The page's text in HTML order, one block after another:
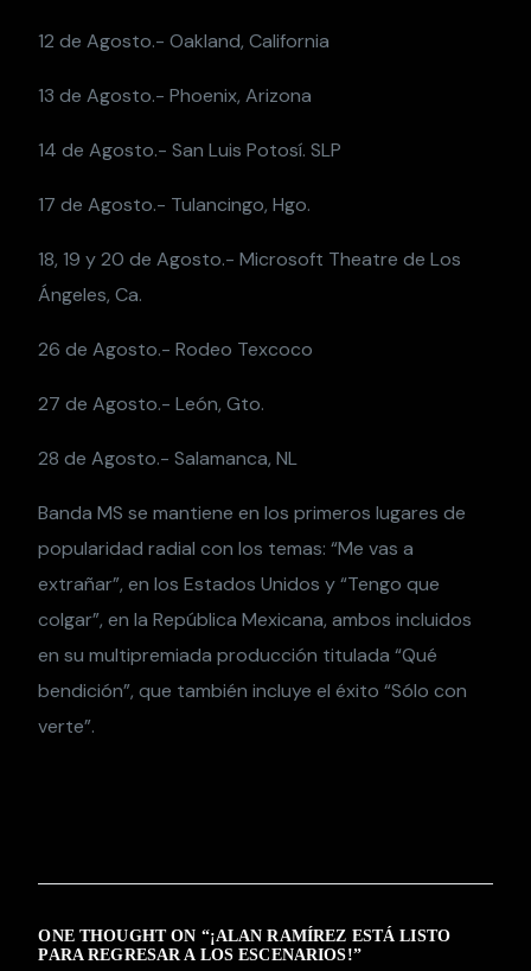
12 de Agosto.- Oakland, California
13 de Agosto.- Phoenix, Arizona
14 de Agosto.- San Luis Potosí. SLP
17 de Agosto.- Tulancingo, Hgo.
18, 19 y 20 de Agosto.- Microsoft Theatre de Los
Ángeles, Ca.
26 de Agosto.- Rodeo Texcoco
27 de Agosto.- León, Gto.
28 de Agosto.- Salamanca, NL
Banda MS se mantiene en los primeros lugares de
popularidad radial con los temas: “Me vas a
extrañar”, en los Estados Unidos y “Tengo que
colgar”, en la República Mexicana, ambos incluidos
en su multipremiada producción titulada “Qué
bendición”, que también incluye el éxito “Sólo con
verte”.
ONE THOUGHT ON “¡ALAN RAMÍREZ ESTÁ LISTO
PARA REGRESAR A LOS ESCENARIOS!”